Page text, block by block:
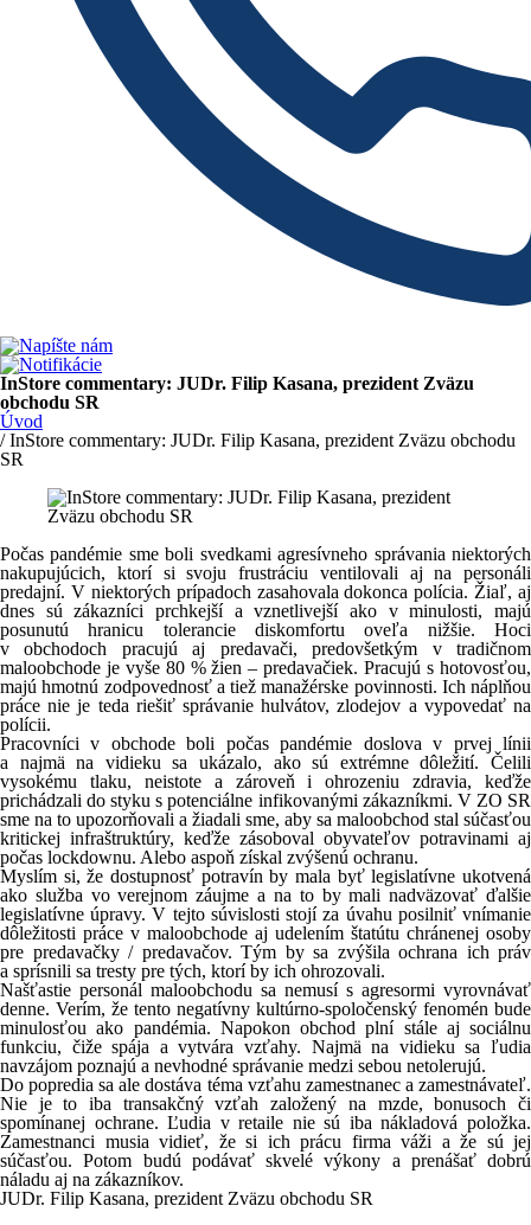
InStore commentary: JUDr. Filip Kasana, prezident Zväzu
obchodu SR
Úvod
/ InStore commentary: JUDr. Filip Kasana, prezident Zväzu obchodu
SR
Počas pandémie sme boli svedkami agresívneho správania niektorých
nakupujúcich, ktorí si svoju frustráciu ventilovali aj na personáli
predajní. V niektorých prípadoch zasahovala dokonca polícia. Žiaľ, aj
dnes sú zákazníci prchkejší a vznetlivejší ako v minulosti, majú
posunutú hranicu tolerancie diskomfortu oveľa nižšie. Hoci
v obchodoch pracujú aj predavači, predovšetkým v tradičnom
maloobchode je vyše 80 % žien – predavačiek. Pracujú s hotovosťou,
majú hmotnú zodpovednosť a tiež manažérske povinnosti. Ich náplňou
práce nie je teda riešiť správanie hulvátov, zlodejov a vypovedať na
polícii.
Pracovníci v obchode boli počas pandémie doslova v prvej línii
a najmä na vidieku sa ukázalo, ako sú extrémne dôležití. Čelili
vysokému tlaku, neistote a zároveň i ohrozeniu zdravia, keďže
prichádzali do styku s potenciálne infikovanými zákazníkmi. V ZO SR
sme na to upozorňovali a žiadali sme, aby sa maloobchod stal súčasťou
kritickej infraštruktúry, keďže zásoboval obyvateľov potravinami aj
počas lockdownu. Alebo aspoň získal zvýšenú ochranu.
Myslím si, že dostupnosť potravín by mala byť legislatívne ukotvená
ako služba vo verejnom záujme a na to by mali nadväzovať ďalšie
legislatívne úpravy. V tejto súvislosti stojí za úvahu posilniť vnímanie
dôležitosti práce v maloobchode aj udelením štatútu chránenej osoby
pre predavačky / predavačov. Tým by sa zvýšila ochrana ich práv
a sprísnili sa tresty pre tých, ktorí by ich ohrozovali.
Našťastie personál maloobchodu sa nemusí s agresormi vyrovnávať
denne. Verím, že tento negatívny kultúrno-spoločenský fenomén bude
minulosťou ako pandémia. Napokon obchod plní stále aj sociálnu
funkciu, čiže spája a vytvára vzťahy. Najmä na vidieku sa ľudia
navzájom poznajú a nevhodné správanie medzi sebou netolerujú.
Do popredia sa ale dostáva téma vzťahu zamestnanec a zamestnávateľ.
Nie je to iba transakčný vzťah založený na mzde, bonusoch či
spomínanej ochrane. Ľudia v retaile nie sú iba nákladová položka.
Zamestnanci musia vidieť, že si ich prácu firma váži a že sú jej
súčasťou. Potom budú podávať skvelé výkony a prenášať dobrú
náladu aj na zákazníkov.
JUDr. Filip Kasana, prezident Zväzu obchodu SR